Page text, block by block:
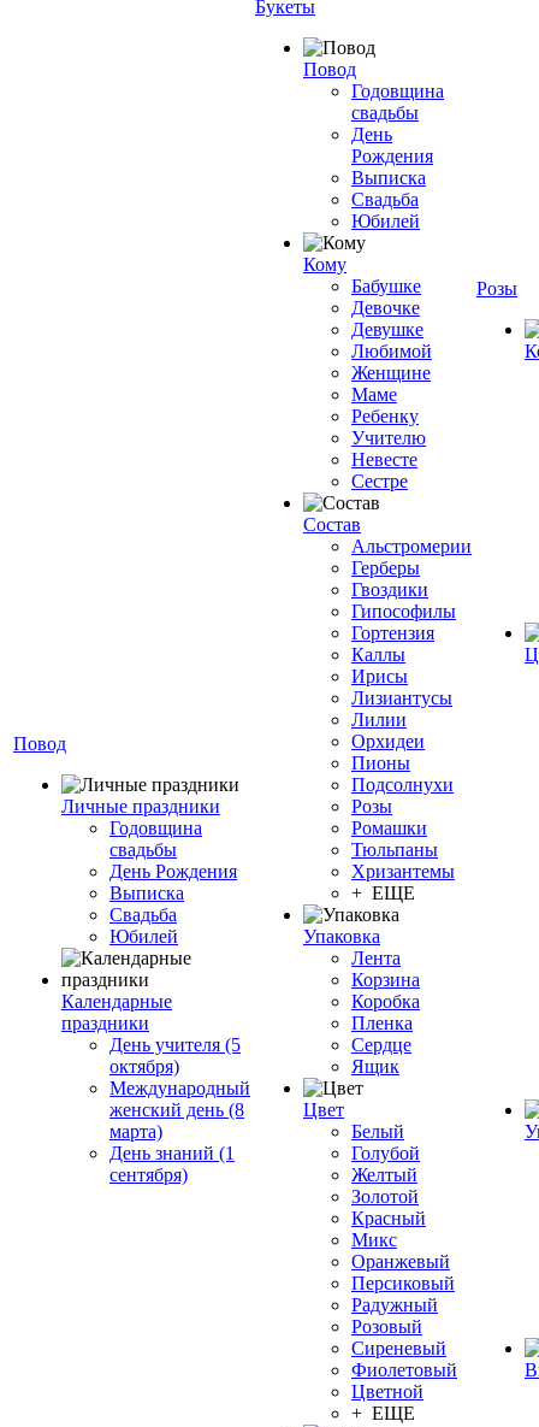
Повод
Личные праздники
Годовщина
свадьбы
День Рождения
Выписка
Свадьба
Юбилей
Календарные
праздники
День учителя (5
октября)
Международный
женский день (8
марта)
День знаний (1
сентября)
Букеты
Повод
Годовщина
свадьбы
День
Рождения
Выписка
Свадьба
Юбилей
Кому
Бабушке
Девочке
Девушке
Любимой
Женщине
Маме
Ребенку
Учителю
Невесте
Сестре
Состав
Альстромерии
Герберы
Гвоздики
Гипософилы
Гортензия
Каллы
Ирисы
Лизиантусы
Лилии
Орхидеи
Пионы
Подсолнухи
Розы
Ромашки
Тюльпаны
Хризантемы
+ ЕЩЕ
Упаковка
Лента
Корзина
Коробка
Пленка
Сердце
Ящик
Цвет
Белый
Голубой
Желтый
Золотой
Красный
Микс
Оранжевый
Персиковый
Радужный
Розовый
Сиреневый
Фиолетовый
Цветной
+ ЕЩЕ
Розы